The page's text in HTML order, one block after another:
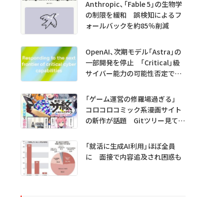
Anthropic、「Fable 5」の生物学
の制限を緩和 誤検知によるフ
ォールバックを約85％削減
OpenAI、次期モデル「Astra」の
一部開発を停止 「Critical」級
サイバー能力の可能性否定でき
「ゲーム運営の修羅場過ぎる」
コロコロコミック系漫画サイト
の新作が話題 Gitツリー見てガ
「就活に生成AI利用」ほぼ全員
に 面接で内容追及され困惑も